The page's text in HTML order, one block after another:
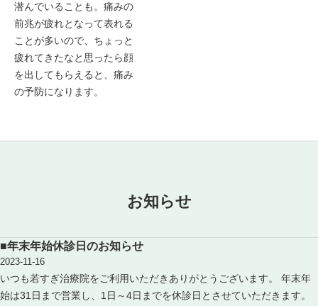
潜んでいることも。痛みの
前兆が疲れとなって表れる
ことが多いので、ちょっと
疲れてきたなと思ったら顔
を出してもらえると、痛み
の予防になります。
お知らせ
■年末年始休診日のお知らせ
2023-11-16
いつも若すぎ治療院をご利用いただきありがとうございます。 年末年
始は31日まで営業し、1日～4日までを休診日とさせていただきます。